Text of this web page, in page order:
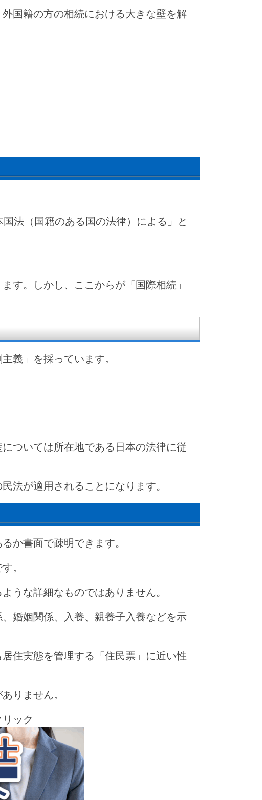
国籍の方の相続における大きな壁を解
法（国籍のある国の法律）による」と
す。しかし、ここからが「国際相続」
義」を採っています。
ついては所在地である日本の法律に従
法が適用されることになります。
か書面で疎明できます。
。
うな詳細なものではありません。
婚姻関係、入養、親養子入養などを示
住実態を管理する「住民票」に近い性
りません。
ック